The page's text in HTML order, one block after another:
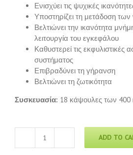
Ενισχύει τις ψυχικές
Υποστηρίζει τη μετάδοση
Βελτιώνει την ικανότητα
λειτουργία του εγκεφάλου
Καθυστερεί τις εκφυλιστικές
συστήματος
Επιβραδύνει τη γήρανση
Βελτιώνει τη ζωτικότητα
Συσκευασία: 18 κάψουλες των 400
4
ADD TO